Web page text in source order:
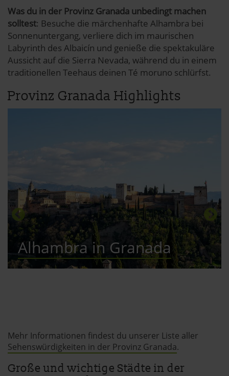
Was du in der Provinz Granada unbedingt machen
solltest: Besuche die märchenhafte Alhambra bei
Sonnenuntergang, verliere dich im maurischen
Labyrinth des Albaicín und genieße die spektakuläre
Aussicht auf die Sierra Nevada, während du in einem
traditionellen Teehaus deinen Té moruno schlürfst.
Provinz Granada Highlights
Alhambra in Granada
Mehr Informationen findest du unserer Liste aller
Sehenswürdigkeiten in der Provinz Granada.
Große und wichtige Städte in der